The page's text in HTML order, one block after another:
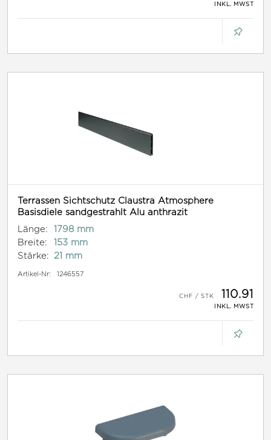
INKL. MWST
Terrassen Sichtschutz Claustra Atmosphere
Basisdiele sandgestrahlt Alu anthrazit
Länge:
1798 mm
Breite:
153 mm
Stärke:
21 mm
Artikel-Nr: 1246557
110.91
INKL. MWST